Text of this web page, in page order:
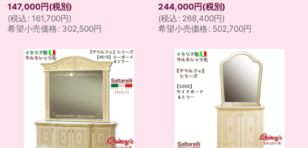
147,000円(税別)
(税込 : 161,700円)
希望小売価格: 302,500円
244,000円(税別)
(税込 : 268,400円)
希望小売価格: 502,700円